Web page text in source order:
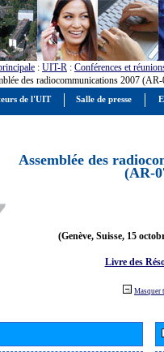
: UIT-R : Conférences et
des radiocommunications 2007
Assemblée des
(AR-
(Genève, Suisse, 15
Livre des
Masquer
de l'UIT Salle de presse